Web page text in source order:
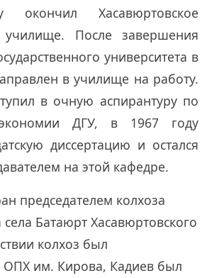
Хасавюртовское
училище. После завершения
университета в
в училище на работу.
в очную аспирантуру по
ДГУ, в 1967 году
диссертацию и остался
на этой кафедре.
председателем колхоза
Батаюрт Хасавюртовского
колхоз был
ОПХ им. Кирова, Кадиев был